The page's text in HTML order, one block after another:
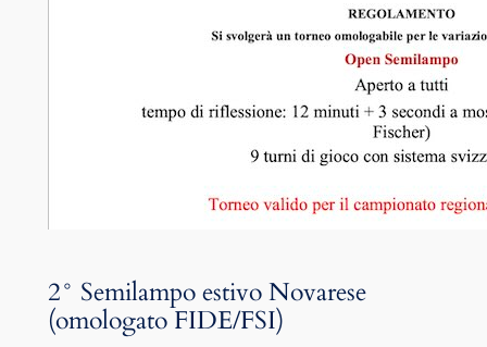
2° Semilampo estivo Novarese
(omologato FIDE/FSI)